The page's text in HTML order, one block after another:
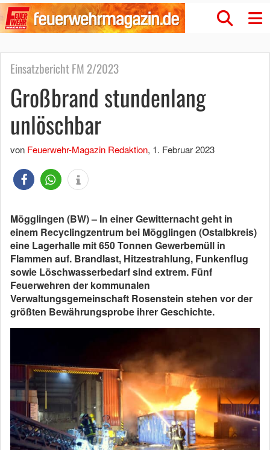
Einsatzbericht FM 2/2023
Großbrand stundenlang
unlöschbar
von Feuerwehr-Magazin Redaktion, 1. Februar 2023
Mögglingen (BW) – In einer Gewitternacht geht in
einem Recyclingzentrum bei Mögglingen (Ostalbkreis)
eine Lagerhalle mit 650 Tonnen Gewerbemüll in
Flammen auf. Brandlast, Hitzestrahlung, Funkenflug
sowie Löschwasserbedarf sind extrem. Fünf
Feuerwehren der kommunalen
Verwaltungsgemeinschaft Rosenstein stehen vor der
größten Bewährungsprobe ihrer Geschichte.